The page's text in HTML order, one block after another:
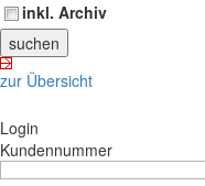
inkl. Archiv
zur Übersicht
Login
Kundennummer